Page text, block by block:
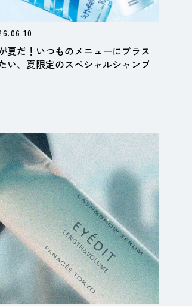
夏だ！いつものメニューにプラス
い、夏限定のスペシャルシャンプ